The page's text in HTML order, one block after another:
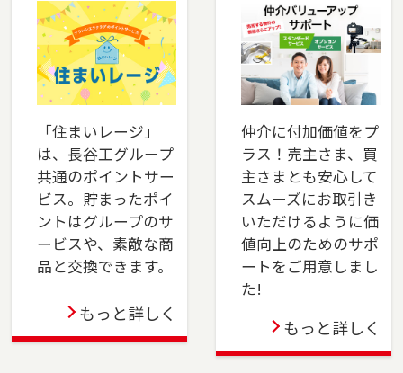
東陽町店を移転しました。江東区、墨田区（一
部）でお住まいのご売却、ご購入をご検討の方
は、是非ご相談ください。フリーダイアル
（0120-14-8750）よりお気軽にどうぞ！
2025-06-01
本社営業センター新宿チームが正式に店舗として
オープンしました。新宿区でお住まいのご売
却、 ご購入をご検討の方は、是非ご相談くださ
い。 フリーダイアル（0120-106-875）よりお気
軽にどうぞ！
2025-04-24
多摩センター店を移転しました。多摩市・八王
子市・町田市・稲城市・相模原市でお住まいの
「住まいレージ」
は、長谷工グループ
共通のポイントサー
ビス。貯まったポイ
ントはグループのサ
ービスや、素敵な商
品と交換できます。
もっと詳しく
仲介に付加価値をプ
ラス！売主さま、買
主さまとも安心して
スムーズにお取引き
いただけるように価
値向上のためのサポ
ートをご用意しまし
た!
もっと詳しく